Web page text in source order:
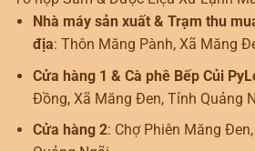
Nhà máy sản xuất & Trạm thu
địa: Thôn Măng Pành, Xã Măng
Cửa hàng 1 & Cà phê Bếp Củi
Đồng, Xã Măng Đen, Tỉnh Quảng
Cửa hàng 2: Chợ Phiên Măng